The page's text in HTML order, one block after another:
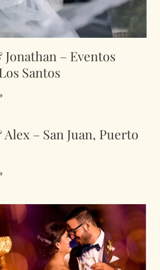
– Eventos
Santos
– San Juan, Puerto